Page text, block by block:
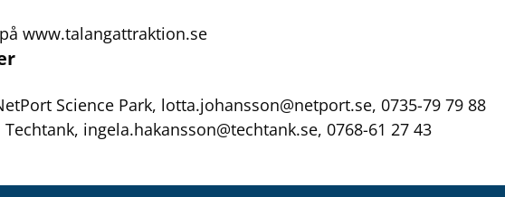
www.talangattraktion.se
Science Park, lotta.johansson@netport.se, 0735-79 79 88
ingela.hakansson@techtank.se, 0768-61 27 43